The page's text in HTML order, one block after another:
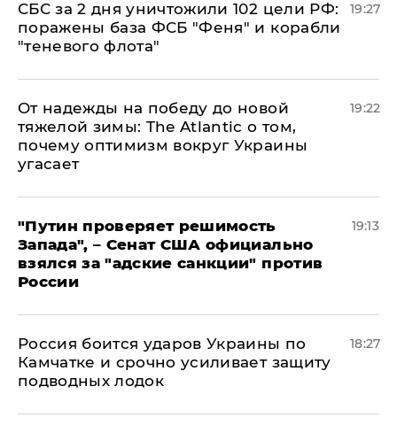
СБС за 2 дня уничтожили 102 цели РФ:
поражены база ФСБ "Феня" и корабли
"теневого флота"
19:27
От надежды на победу до новой
тяжелой зимы: The Atlantic о том,
почему оптимизм вокруг Украины
угасает
19:22
"Путин проверяет решимость
Запада", – Сенат США официально
взялся за "адские санкции" против
России
19:13
Россия боится ударов Украины по
Камчатке и срочно усиливает защиту
подводных лодок
18:27